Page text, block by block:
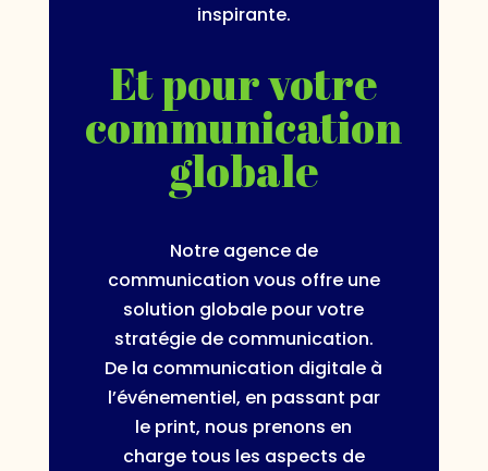
inspirante.
Et pour votre
communication
globale
Notre agence de
communication vous offre une
solution globale pour votre
stratégie de communication.
De la communication digitale à
l’événementiel, en passant par
le print, nous prenons en
charge tous les aspects de